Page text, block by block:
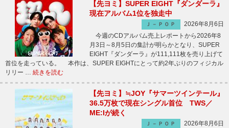
【先ヨミ】SUPER EIGHT『ダンダーラ』
現在アルバム1位を独走中
Ｊ－ＰＯＰ
2026年8月6日
今週のCDアルバム売上レポートから2026年8
月3日～8月5日の集計が明らかとなり、SUPER
EIGHT『ダンダーラ』が111,111枚を売り上げて
首位を走っている。 本作は、SUPER EIGHTにとって約2年ぶりのフィジカル
リリー … 続きを読む
【先ヨミ】≒JOY『サマーツインテール』
36.5万枚で現在シングル首位 TWS／
ME:Iが続く
Ｊ－ＰＯＰ
2026年8月6日